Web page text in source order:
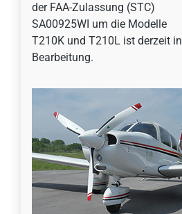
der FAA-Zulassung (STC)
SA00925WI um die Modelle
T210K und T210L ist derzeit in
Bearbeitung.